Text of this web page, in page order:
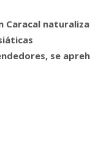
Caracal
se